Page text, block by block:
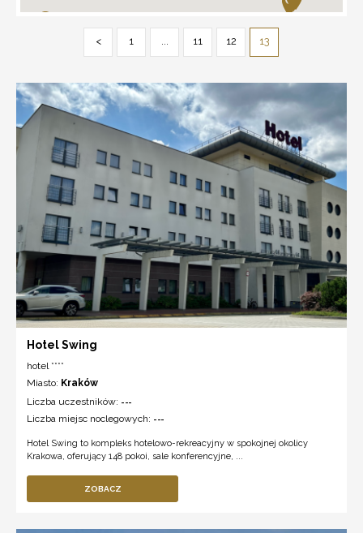
< 1 ... 11 12 13
Hotel Swing
hotel ****
Miasto: Kraków
Liczba uczestników: ---
Liczba miejsc noclegowych: ---
Hotel Swing to kompleks hotelowo-rekreacyjny w spokojnej okolicy
Krakowa, oferujący 148 pokoi, sale konferencyjne, ...
ZOBACZ